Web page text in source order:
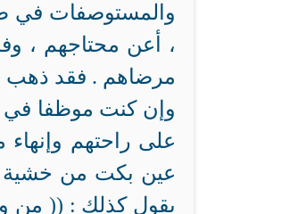
والمستوصفات في
، أعن محتاجهم ،
مرضاهم . فقد ذهب
وإن كنت موظفا في
على راحتهم وإنهاء
عين بكت من خشية